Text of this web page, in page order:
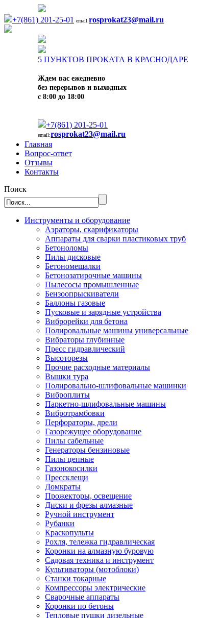
+7(861) 201-25-01 email:rosprokat23@mail.ru
5 ПУНКТОВ ПРОКАТА В КРАСНОДАРЕ
Ждем вас ежедневно
без перерывов и выходных
с 8:00 до 18:00
+7(861) 201-25-01
email:rosprokat23@mail.ru
Главная
Вопрос-ответ
Отзывы
Контакты
Поиск
Инструменты и оборудование
Аэраторы, скарификаторы
Аппараты для сварки пластиковых труб
Бетоноломы
Пилы дисковые
Бетономешалки
Бетонозатирочные машины
Пылесосы промышленные
Бензоопрыскиватели
Баллоны газовые
Пусковые и зарядные устройства
Виброрейки для бетона
Полировальные машины универсальные
Вибраторы глубинные
Пресс гидравлический
Высоторезы
Прочие расходные материалы
Вышки тура
Полировально-шлифовальные машинки
Виброплиты
Паркетно-шлифовальные машины
Вибротрамбовки
Перфораторы, дрели
Газорежущее оборудование
Пилы сабельные
Генераторы бензиновые
Пилы цепные
Газонокосилки
Прессклещи
Домкраты
Прожекторы, освещение
Диски и фрезы алмазные
Ручной инструмент
Рубанки
Краскопульты
Рохля, тележка гидравлическая
Коронки на алмазную буровую
Садовая техника и инструмент
Культиваторы (мотоблоки)
Станки токарные
Компрессоры электрические
Сварочные аппараты
Коронки по бетоны
Тепловые пушки дизельные